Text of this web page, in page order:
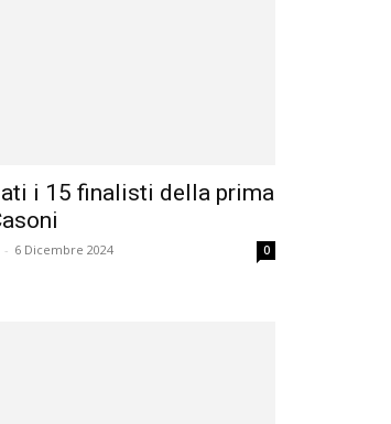
i 15 finalisti della prima
- 6 Dicembre 2024 0